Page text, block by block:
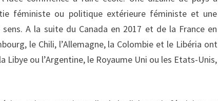
féministe ou politique extérieure féministe et une
A la suite du Canada en 2017 et de la France en
le Chili, l’Allemagne, la Colombie et le Libéria ont
Libye ou l’Argentine, le Royaume Uni ou les Etats-Unis,